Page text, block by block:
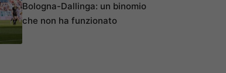
Bologna-Dallinga: un binomio
che non ha funzionato